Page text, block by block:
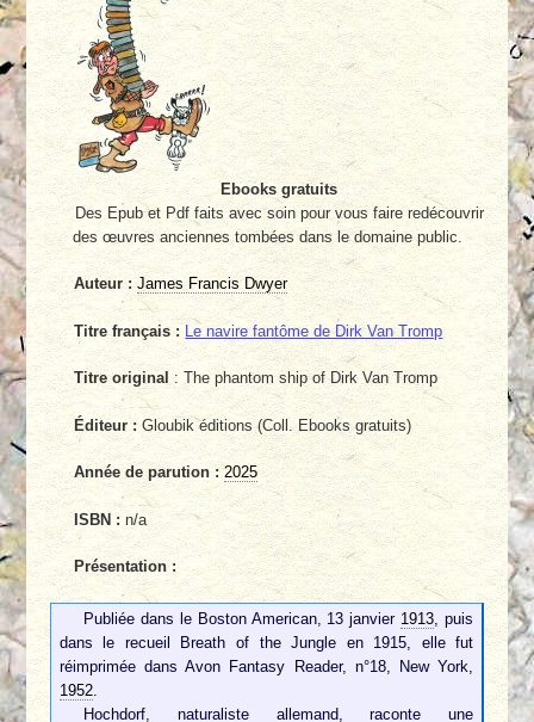
Ebooks gratuits
Des Epub et Pdf faits avec soin pour vous faire redécouvrir
des œuvres anciennes tombées dans le domaine public.
Auteur : James Francis Dwyer
Titre français : Le navire fantôme de Dirk Van Tromp
Titre original : The phantom ship of Dirk Van Tromp
Éditeur :Gloubik éditions (Coll. Ebooks gratuits)
Année de parution : 2025
ISBN : n/a
Présentation :
Publiée dans le Boston American, 13 janvier 1913, puis
dans le recueil Breath of the Jungle en 1915, elle fut
réimprimée dans Avon Fantasy Reader, n°18, New York,
1952.
Hochdorf, naturaliste allemand, raconte une